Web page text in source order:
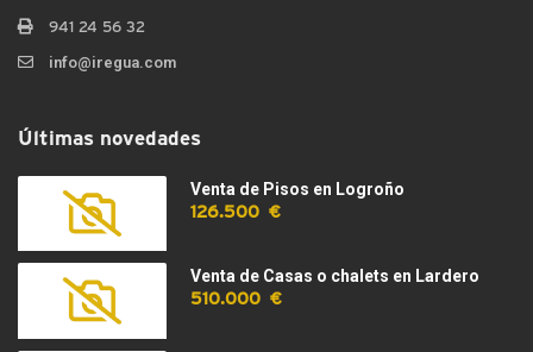
941 24 56 32
info@iregua.com
Últimas novedades
Venta de Pisos en Logroño
126.500 €
Venta de Casas o chalets en Lardero
510.000 €